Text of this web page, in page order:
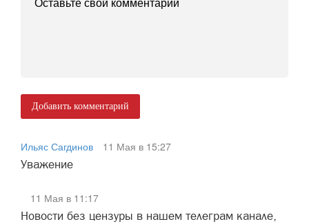
Добавить комментарий
Ильяс Сагдинов
11 Мая в 15:27
Уважение
11 Мая в 11:17
Новости без цензуры в нашем телеграм канале,